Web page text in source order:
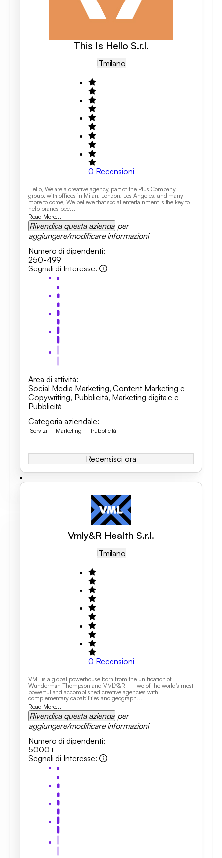
This Is Hello S.r.l.
ITMilano
0 Recensioni
Hello, We are a creative agency, part of the Plus Company
group, with offices in Milan, London, Los Angeles, and many
more to come, We believe that social entertainment is the key to
help brands bec...
Read More...
Rivendica questa azienda per
aggiungere/modificare informazioni
Numero di dipendenti:
250-499
Segnali di Interesse:
Area di attività:
Social Media Marketing, Content Marketing e
Copywriting, Pubblicità, Marketing digitale e
Pubblicità
Categoria aziendale:
Servizi Marketing Pubblicità
Recensisci ora
Vmly&R Health S.r.l.
ITMilano
0 Recensioni
VML is a global powerhouse born from the unification of
Wunderman Thompson and VMLY&R — two of the world's most
powerful and accomplished creative agencies with
complementary capabilities and geograph...
Read More...
Rivendica questa azienda per
aggiungere/modificare informazioni
Numero di dipendenti:
5000+
Segnali di Interesse: